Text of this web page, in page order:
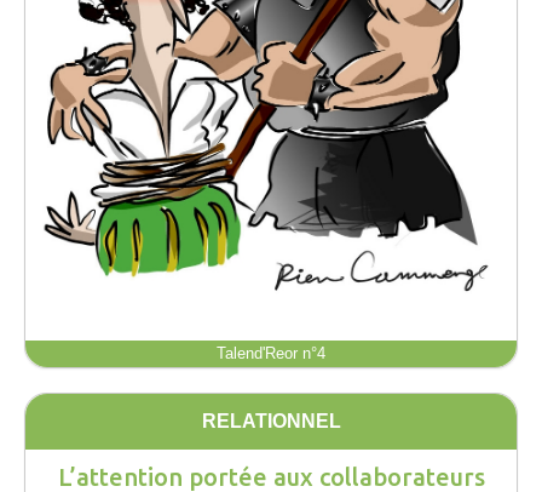
Talend'Reor n°4
RELATIONNEL
L’attention portée aux collaborateurs